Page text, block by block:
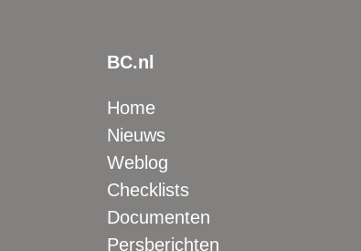
BC.nl
Home
Nieuws
Weblog
Checklists
Documenten
Persberichten